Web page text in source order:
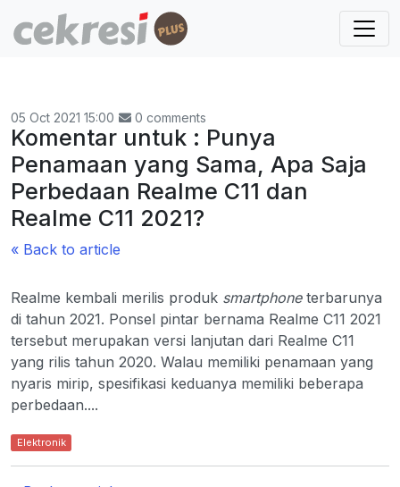
05 Oct 2021 15:00 0 comments
Komentar untuk : Punya
Penamaan yang Sama, Apa Saja
Perbedaan Realme C11 dan
Realme C11 2021?
« Back to article
Realme kembali merilis produk smartphoneterbarunya
di tahun 2021. Ponsel pintar bernama Realme C11 2021
tersebut merupakan versi lanjutan dari Realme C11
yang rilis tahun 2020. Walau memiliki penamaan yang
nyaris mirip, spesifikasi keduanya memiliki beberapa
perbedaan....
Elektronik